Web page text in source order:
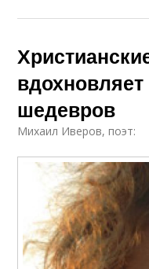
шедевров
Михаил Иверов, поэт: